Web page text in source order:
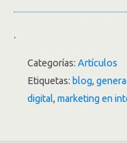
.
Categorías: Artículos
Etiquetas: blog,
digital, marketing en